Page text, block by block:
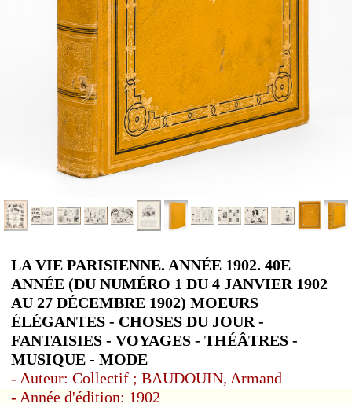
LA VIE PARISIENNE. ANNÉE 1902. 40E
ANNÉE (DU NUMÉRO 1 DU 4 JANVIER 1902
AU 27 DÉCEMBRE 1902) MOEURS
ÉLÉGANTES - CHOSES DU JOUR -
FANTAISIES - VOYAGES - THÉÂTRES -
MUSIQUE - MODE
- Auteur: Collectif ; BAUDOUIN, Armand
- Année d'édition: 1902